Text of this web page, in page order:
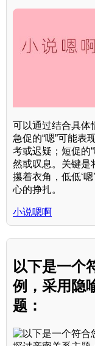
可以通过结合具体
急促的“嗯”可能表
考或迟疑；短促的
然或叹息。关键是
攥着衣角，低低‘
心的挣扎。
小说嗯啊
以下是一个
例，采用隐
题：